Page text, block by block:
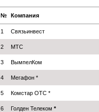
№ Компания
1 Связьинвест
2 МТС
3 ВымпелКом
4 Мегафон *
5 Комстар ОТС *
6 Голден Телеком *